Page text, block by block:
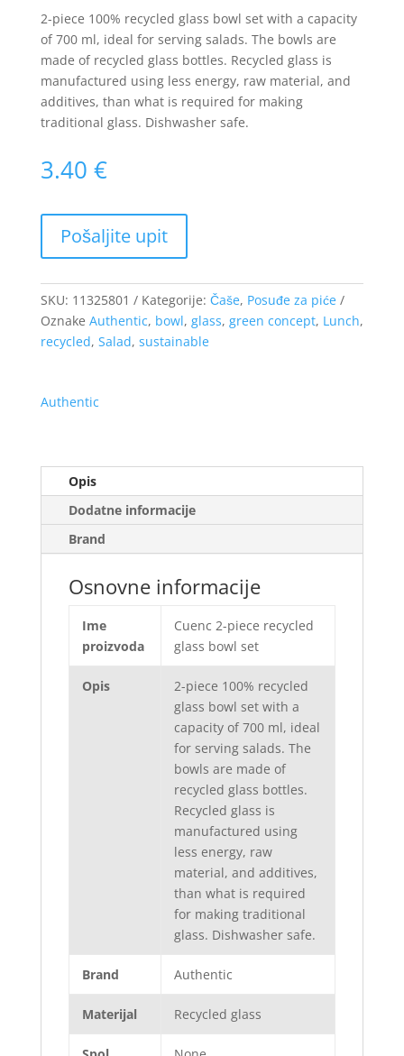
2-piece 100% recycled glass bowl set with a capacity
of 700 ml, ideal for serving salads. The bowls are
made of recycled glass bottles. Recycled glass is
manufactured using less energy, raw material, and
additives, than what is required for making
traditional glass. Dishwasher safe.
3.40 €
SKU: 11325801 Kategorije: Čaše, Posuđe za piće
Oznake Authentic, bowl, glass, green concept, Lunch,
recycled, Salad, sustainable
Authentic
Opis
Dodatne informacije
Brand
Osnovne informacije
Ime
proizvoda
Cuenc 2-piece recycled
glass bowl set
Opis
2-piece 100% recycled
glass bowl set with a
capacity of 700 ml, ideal
for serving salads. The
bowls are made of
recycled glass bottles.
Recycled glass is
manufactured using
less energy, raw
material, and additives,
than what is required
for making traditional
glass. Dishwasher safe.
Brand Authentic
Materijal Recycled glass